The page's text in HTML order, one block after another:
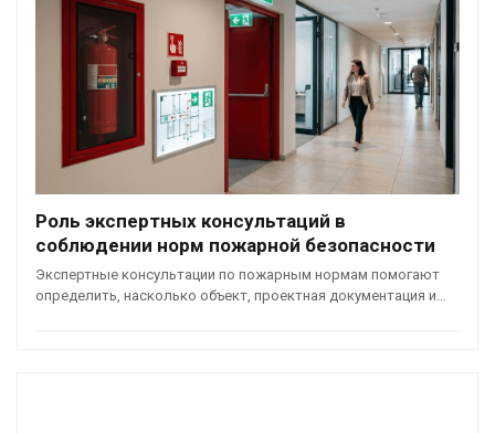
Роль экспертных консультаций в
соблюдении норм пожарной безопасности
Экспертные консультации по пожарным нормам помогают
определить, насколько объект, проектная документация и…